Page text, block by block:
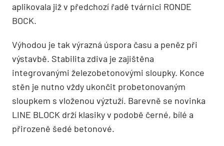
aplikovala již v předchozí řadě tvárnici RONDE
BOCK.
Výhodou je tak výrazná úspora času a peněz při
výstavbě. Stabilita zdiva je zajištěna
integrovanými železobetonovými sloupky. Konce
stěn je nutno vždy ukončit probetonovaným
sloupkem s vloženou výztuží. Barevně se novinka
LINE BLOCK drží klasiky v podobě černé, bílé a
přirozeně šedé betonové.